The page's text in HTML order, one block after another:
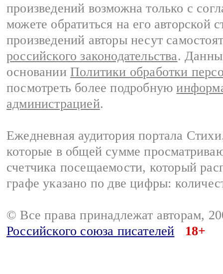
произведений возможна только с
можете обратиться на его авторской
произведений авторы несут
российского законодательства.
основании Политики обработки
посмотреть более подробную
администрацией.
Ежедневная аудитория портала
которые в общей сумме
счетчика посещаемости, который
графе указано по две цифры:
© Все права принадлежат авторам,
Российского союза писателей
18+